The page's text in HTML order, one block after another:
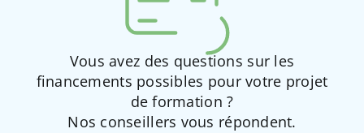
Vous avez des questions sur les
financements possibles pour votre projet
de formation ?
Nos conseillers vous répondent.